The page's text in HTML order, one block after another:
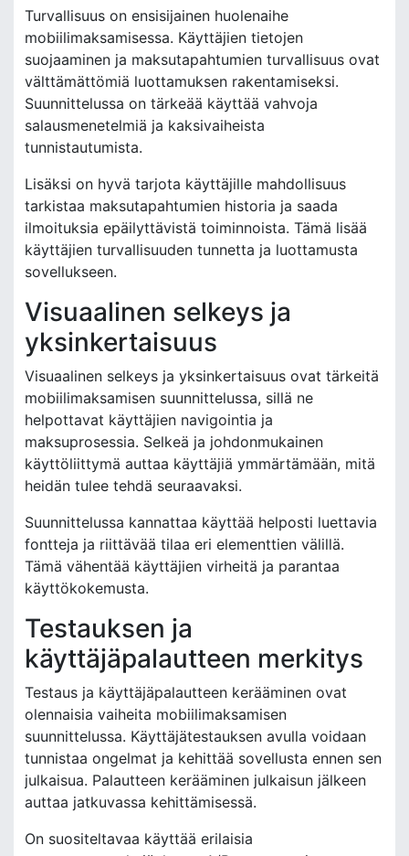
Turvallisuus on ensisijainen huolenaihe
mobiilimaksamisessa. Käyttäjien tietojen
suojaaminen ja maksutapahtumien turvallisuus ovat
välttämättömiä luottamuksen rakentamiseksi.
Suunnittelussa on tärkeää käyttää vahvoja
salausmenetelmiä ja kaksivaiheista
tunnistautumista.
Lisäksi on hyvä tarjota käyttäjille mahdollisuus
tarkistaa maksutapahtumien historia ja saada
ilmoituksia epäilyttävistä toiminnoista. Tämä lisää
käyttäjien turvallisuuden tunnetta ja luottamusta
sovellukseen.
Visuaalinen selkeys ja
yksinkertaisuus
Visuaalinen selkeys ja yksinkertaisuus ovat tärkeitä
mobiilimaksamisen suunnittelussa, sillä ne
helpottavat käyttäjien navigointia ja
maksuprosessia. Selkeä ja johdonmukainen
käyttöliittymä auttaa käyttäjiä ymmärtämään, mitä
heidän tulee tehdä seuraavaksi.
Suunnittelussa kannattaa käyttää helposti luettavia
fontteja ja riittävää tilaa eri elementtien välillä.
Tämä vähentää käyttäjien virheitä ja parantaa
käyttökokemusta.
Testauksen ja
käyttäjäpalautteen merkitys
Testaus ja käyttäjäpalautteen kerääminen ovat
olennaisia vaiheita mobiilimaksamisen
suunnittelussa. Käyttäjätestauksen avulla voidaan
tunnistaa ongelmat ja kehittää sovellusta ennen sen
julkaisua. Palautteen kerääminen julkaisun jälkeen
auttaa jatkuvassa kehittämisessä.
On suositeltavaa käyttää erilaisia